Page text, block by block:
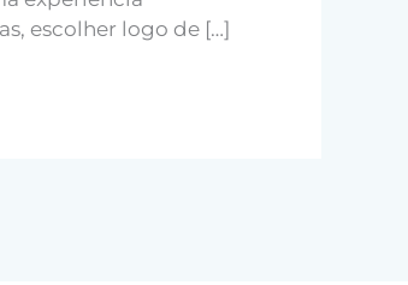
escolher logo de […]